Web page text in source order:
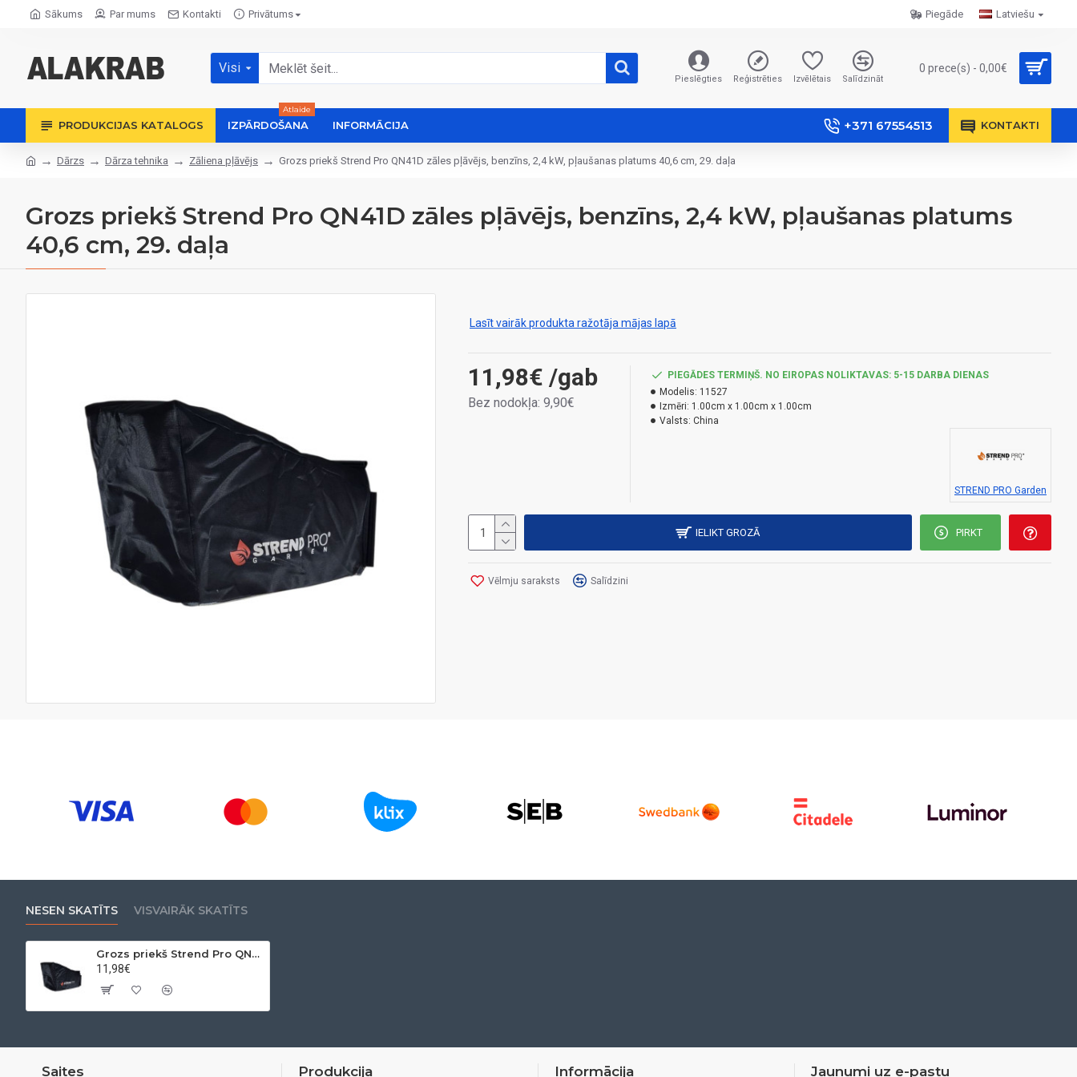
Sākums Par mums Kontakti Privātums Latviešu
Piegāde
Visi
Pieslēgties Reģistrēties Izvēlētais Salīdzināt
0 prece(s) - 0,00€
PRODUKCIJAS KATALOGS IZPĀRDOŠANA
Atlaide
INFORMĀCIJA +371 67554513 KONTAKTI
Dārzs Dārza tehnika Zāliena pļāvējs Grozs priekš Strend Pro QN41D zāles pļāvējs, benzīns, 2,4 kW, pļaušanas platums 40,6 cm, 29. daļa
Grozs priekš Strend Pro QN41D zāles pļāvējs, benzīns, 2,4 kW, pļaušanas platums
40,6 cm, 29. daļa
Lasīt vairāk produkta ražotāja mājas lapā
11,98€ /gab
Bez nodokļa: 9,90€
PIEGĀDES TERMIŅŠ. NO EIROPAS NOLIKTAVAS: 5-15 DARBA DIENAS
Modelis: 11527
Izmēri: 1.00cm x 1.00cm x 1.00cm
Valsts: China
STREND PRO Garden
IELIKT GROZĀ PIRKT
Vēlmju saraksts Salīdzini
NESEN SKATĪTS VISVAIRĀK SKATĪTS
Grozs priekš Strend Pro QN41D zāles pļāvējs, benzīns, 2,4 kW, pļaušanas platums 40,6 cm, 29. daļa
11,98€
Saites Produkcija Informācija Jaunumi uz e-pastu